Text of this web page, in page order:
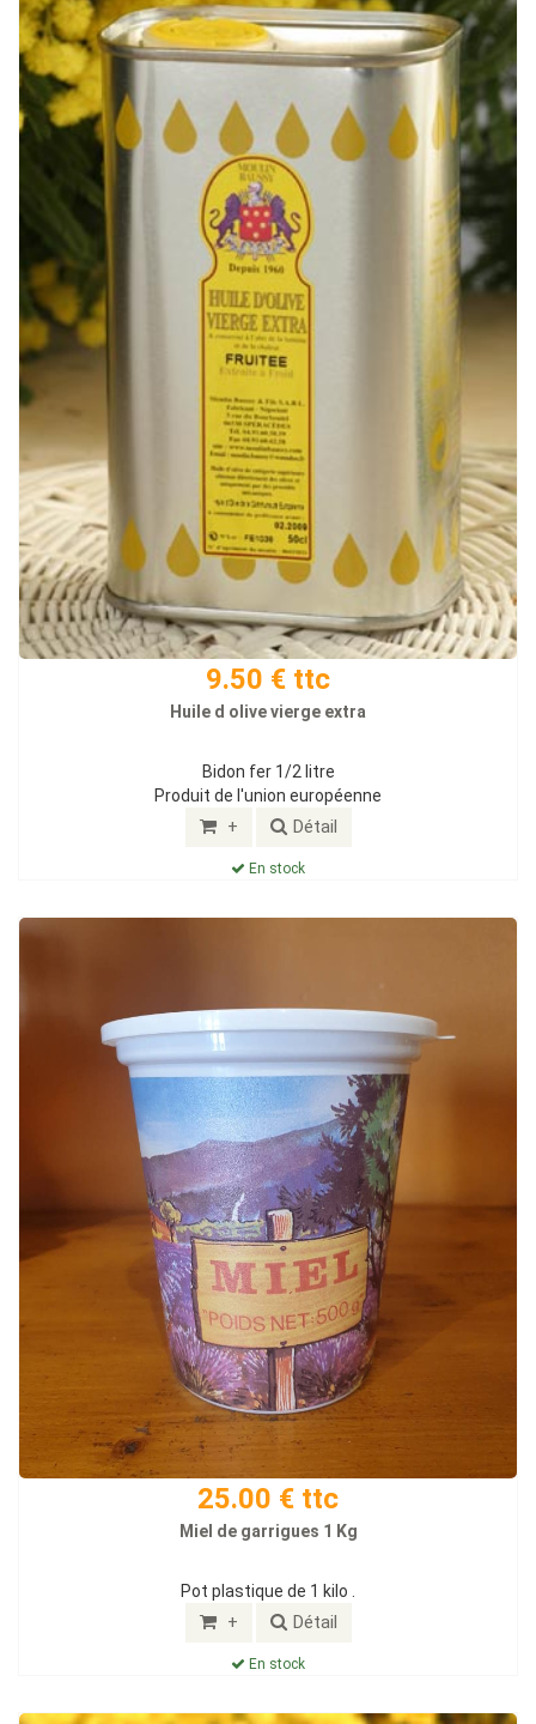
9.50 € ttc
Huile d olive vierge extra
Bidon fer 1/2 litre
Produit de l'union européenne
+ Détail
En stock
25.00 € ttc
Miel de garrigues 1 Kg
Pot plastique de 1 kilo .
+ Détail
En stock